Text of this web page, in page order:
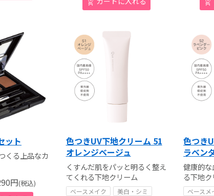
ット
くる上品なカ
円(税込)
色つきUV下地クリーム 51
オレンジベージュ
くすんだ肌をパッと明るく整え
てくれる下地クリーム
ベースメイク 美白・シミ
色つき
ラベン
健康的
る下地
ベースメ